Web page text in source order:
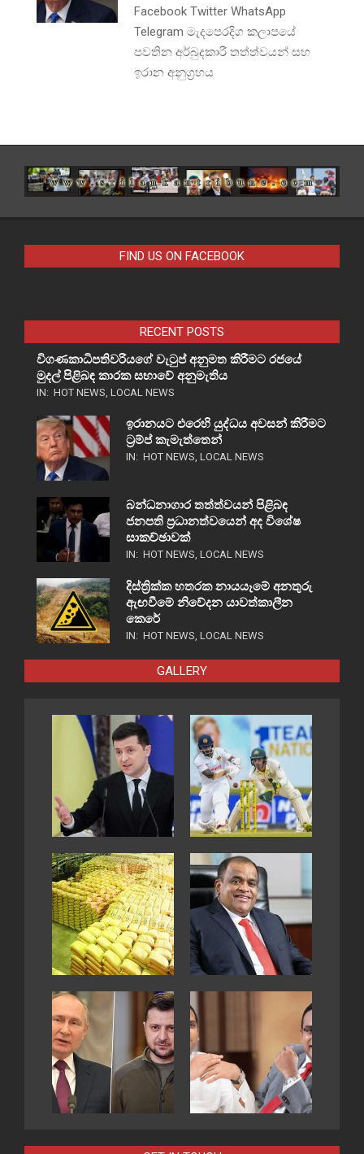
Facebook Twitter WhatsApp
Telegram මැදපෙරදිග කලාපයේ
පවතින අර්බුදකාරී තත්ත්වයන් සහ
ඉරාන අනුග්‍රහය
FIND US ON FACEBOOK
RECENT POSTS
විගණකාධිපතිවරියගේ වැටුප් අනුමත කිරීමට රජයේ
මුදල් පිළිබඳ කාරක සභාවේ අනුමැතිය
IN: HOT NEWS, LOCAL NEWS
ඉරානයට එරෙහි යුද්ධය අවසන් කිරීමට
ට්‍රම්ප් කැමැත්තෙන්
IN: HOT NEWS, LOCAL NEWS
බන්ධනාගාර තත්ත්වයන් පිළිබඳ
ජනපති ප්‍රධානත්වයෙන් අද විශේෂ
සාකච්ඡාවක්
IN: HOT NEWS, LOCAL NEWS
දිස්ත්‍රික්ක හතරක නායයෑමේ අනතුරු
ඇඟවීමේ නිවේදන යාවත්කාලීන
කෙරේ
IN: HOT NEWS, LOCAL NEWS
GALLERY